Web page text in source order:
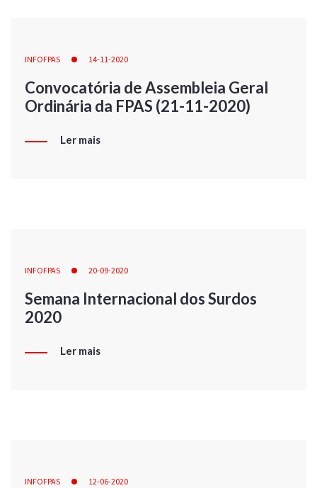
INFOFPAS 14-11-2020
Convocatória de Assembleia Geral
Ordinária da FPAS (21-11-2020)
Ler mais
INFOFPAS 20-09-2020
Semana Internacional dos Surdos
2020
Ler mais
INFOFPAS 12-06-2020